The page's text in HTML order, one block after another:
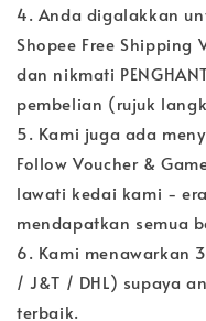
4. Anda digalakkan
Shopee Free Shipping
dan nikmati
pembelian (rujuk
5. Kami juga ada
Follow Voucher &
lawati kedai kami -
mendapatkan semua
6. Kami menawarkan
/ J&T / DHL) supaya
terbaik.